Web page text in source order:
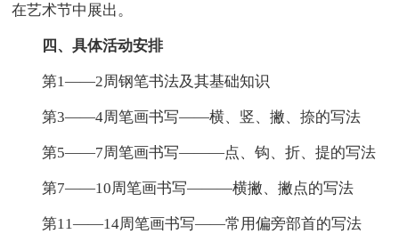
在艺术节中展出。
四、具体活动安排
第1——2周钢笔书法及其基础知识
第3——4周笔画书写——横、竖、撇、捺的写法
第5——7周笔画书写———点、钩、折、提的写法
第7——10周笔画书写———横撇、撇点的写法
第11——14周笔画书写——常用偏旁部首的写法